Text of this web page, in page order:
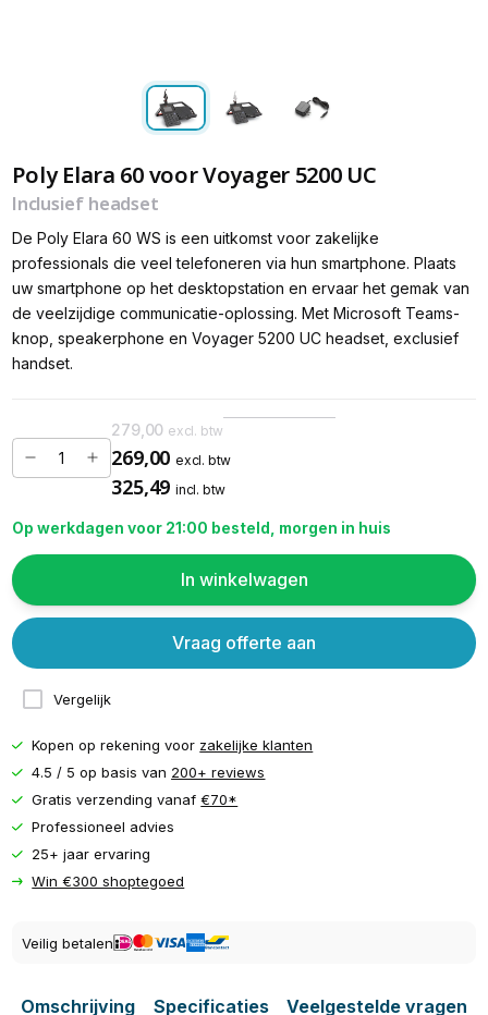
Poly Elara 60 voor Voyager 5200 UC
Inclusief headset
De Poly Elara 60 WS is een uitkomst voor zakelijke
professionals die veel telefoneren via hun smartphone. Plaats
uw smartphone op het desktopstation en ervaar het gemak van
de veelzijdige communicatie-oplossing. Met Microsoft Teams-
knop, speakerphone en Voyager 5200 UC headset, exclusief
handset.
279,00 excl. btw
269,00 excl. btw
325,49 incl. btw
Op werkdagen voor 21:00 besteld, morgen in huis
In winkelwagen
Vergelijk
Vraag offerte aan
Kopen op rekening voor zakelijke klanten
4.5 / 5 op basis van 200+ reviews
Gratis verzending vanaf€70*
Professioneel advies
25+ jaar ervaring
Win €300 shoptegoed
Veilig betalen
Omschrijving Specificaties Veelgestelde vragen